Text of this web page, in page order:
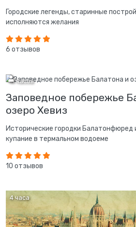
Городские легенды, старинные
исполняются желания
6 отзывов
11 часов
Заповедное побережье
озеро Хевиз
Исторические городки Балатонфюред
купание в термальном водоеме
10 отзывов
4 часа